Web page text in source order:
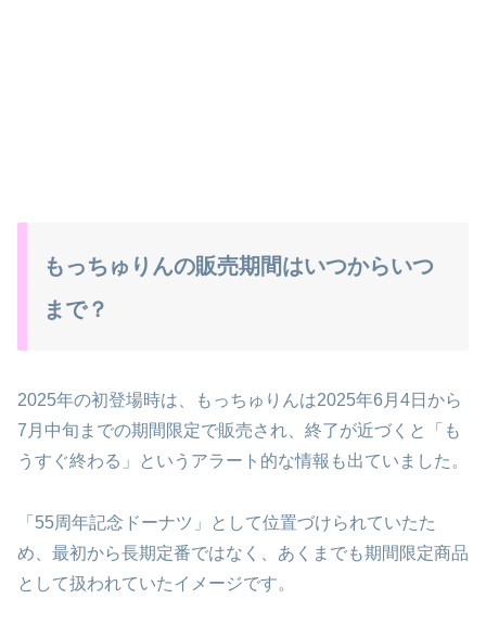
もっちゅりんの販売期間はいつからいつ
まで？
2025年の初登場時は、もっちゅりんは2025年6月4日から
7月中旬までの期間限定で販売され、終了が近づくと「も
うすぐ終わる」というアラート的な情報も出ていました。
「55周年記念ドーナツ」として位置づけられていたた
め、最初から長期定番ではなく、あくまでも期間限定商品
として扱われていたイメージです。